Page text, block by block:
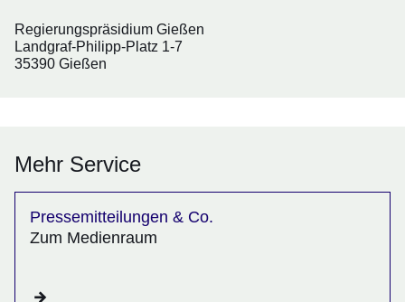
Regierungspräsidium Gießen
Landgraf-Philipp-Platz 1-7
35390 Gießen
Mehr Service
Pressemitteilungen & Co.
Zum Medienraum